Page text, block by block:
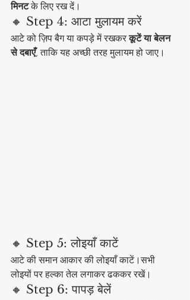
मिनट के लिए रख दें।
🔸 Step 4: आटा मुलायम करें
आटे को ज़िप बैग या कपड़े में रखकर कूटें या बेलन
से दबाएँ, ताकि यह अच्छी तरह मुलायम हो जाए।
🔸 Step 5: लोइयाँ काटें
आटे की समान आकार की लोइयाँ काटें।सभी
लोइयों पर हल्का तेल लगाकर ढककर रखें।
🔸 Step 6: पापड़ बेलें